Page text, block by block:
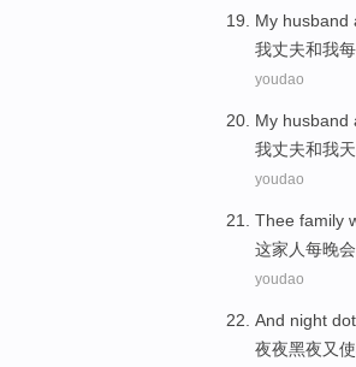
My husband
我丈夫和我
youdao
My husband
我丈夫和我
youdao
Thee family
这家 人每晚
youdao
And night
夜夜黑夜又使